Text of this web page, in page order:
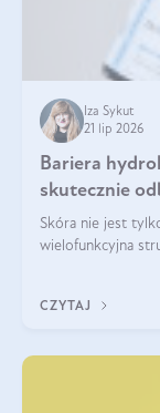
Iza Sykut
21 lip 2026
Bariera
skutecznie
Skóra nie jest
wielofunkcyjna
bariera
CZYTAJ